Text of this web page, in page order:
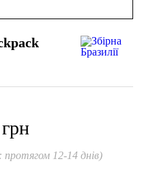
грн
12-14 днів)